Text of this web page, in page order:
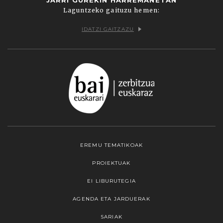
Laguntzeko gaituzu hemen:
IDATZI GAITZAZU
EREMU TEMATIKOAK
PROIEKTUAK
EI LIBURUTEGIA
AGENDA ETA JARDUERAK
SARIAK